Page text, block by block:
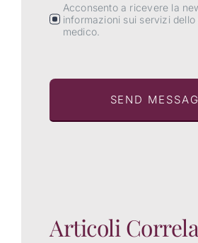
Acconsento a ricevere la
informazioni sui servizi dello
medico.
SEND
Articoli